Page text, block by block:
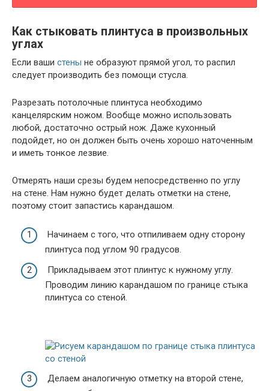
Как стыковать плинтуса в произвольных
углах
Если ваши стены не образуют прямой угол, то распил
следует производить без помощи стусла.
Разрезать потолочные плинтуса необходимо
канцелярским ножом. Вообще можно использовать
любой, достаточно острый нож. Даже кухонный
подойдет, но он должен быть очень хорошо наточенным
и иметь тонкое лезвие.
Отмерять наши срезы будем непосредственно по углу
на стене. Нам нужно будет делать отметки на стене,
поэтому стоит запастись карандашом.
Начинаем с того, что отпиливаем одну сторону
плинтуса под углом 90 градусов.
Прикладываем этот плинтус к нужному углу.
Проводим линию карандашом по границе стыка
плинтуса со стеной.
Делаем аналогичную отметку на второй стене,